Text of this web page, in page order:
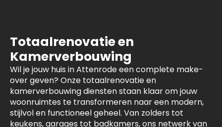
Totaalrenovatie en
Kamerverbouwing
Wil je jouw huis in Attenrode een complete make-
over geven? Onze totaalrenovatie en
kamerverbouwing diensten staan klaar om jouw
woonruimtes te transformeren naar een modern,
stijlvol en functioneel geheel. Van zolders tot
keukens, garages tot badkamers, ons netwerk van